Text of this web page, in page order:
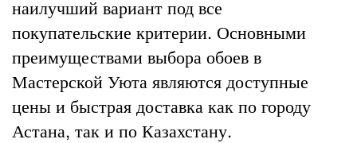
наилучший вариант под все
покупательские критерии. Основными
преимуществами выбора обоев в
Мастерской Уюта являются доступные
цены и быстрая доставка как по городу
Астана, так и по Казахстану.